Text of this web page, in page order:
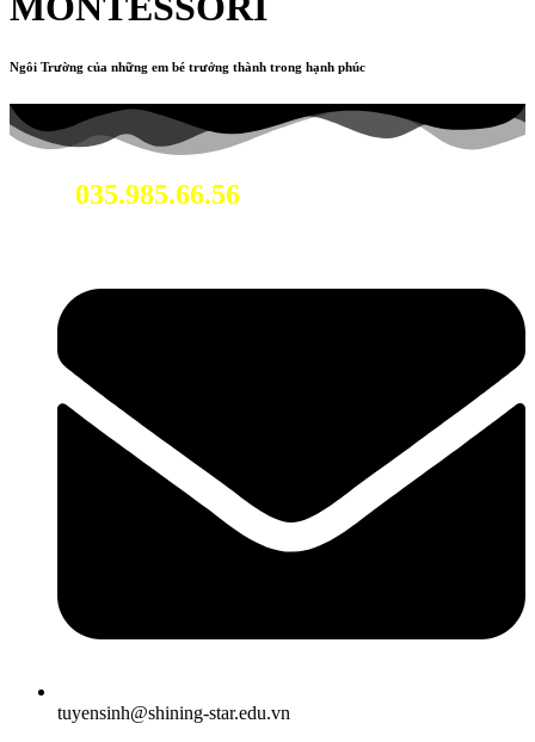
Ngôi Trường của những em bé trưởng thành trong hạnh phúc
035.985.66.56
tuyensinh@shining-star.edu.vn